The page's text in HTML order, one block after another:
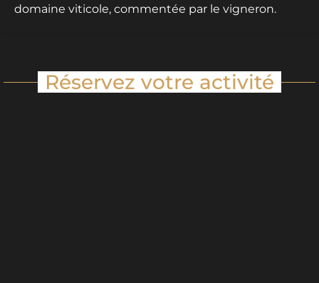
domaine viticole, commentée par le vigneron.
Réservez votre activité